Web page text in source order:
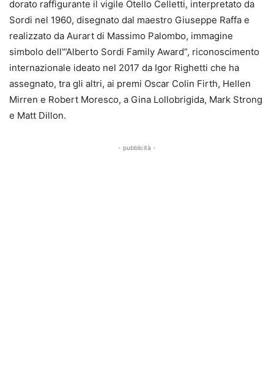
dorato raffigurante il vigile Otello Celletti, interpretato da
Sordi nel 1960, disegnato dal maestro Giuseppe Raffa e
realizzato da Aurart di Massimo Palombo, immagine
simbolo dell'”Alberto Sordi Family Award”, riconoscimento
internazionale ideato nel 2017 da Igor Righetti che ha
assegnato, tra gli altri, ai premi Oscar Colin Firth, Hellen
Mirren e Robert Moresco, a Gina Lollobrigida, Mark Strong
e Matt Dillon.
- pubblicità -